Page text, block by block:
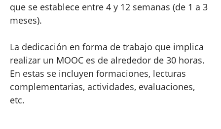
que se establece entre 4 y 12 semanas (de 1 a 3
meses).
La dedicación en forma de trabajo que implica
realizar un MOOC es de alrededor de 30 horas.
En estas se incluyen formaciones, lecturas
complementarias, actividades, evaluaciones,
etc.